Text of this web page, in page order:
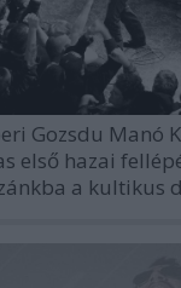
Gozsdu Manó
első hazai
a kultikus